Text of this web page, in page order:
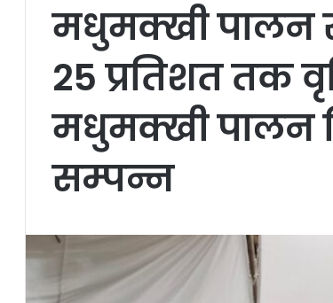
मधुमक्खी पालन
25 प्रतिशत तक
मधुमक्खी पालन
सम्पन्न